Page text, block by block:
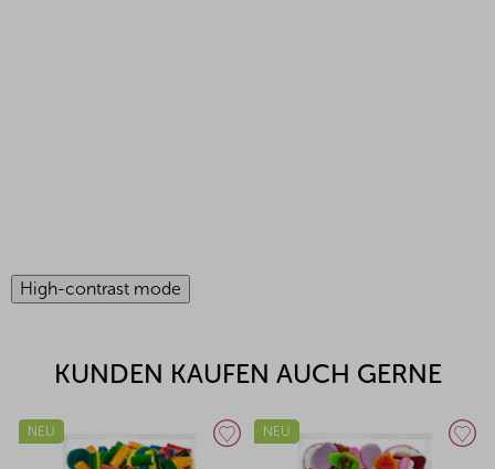
High-contrast mode
KUNDEN KAUFEN AUCH GERNE
NEU NEU